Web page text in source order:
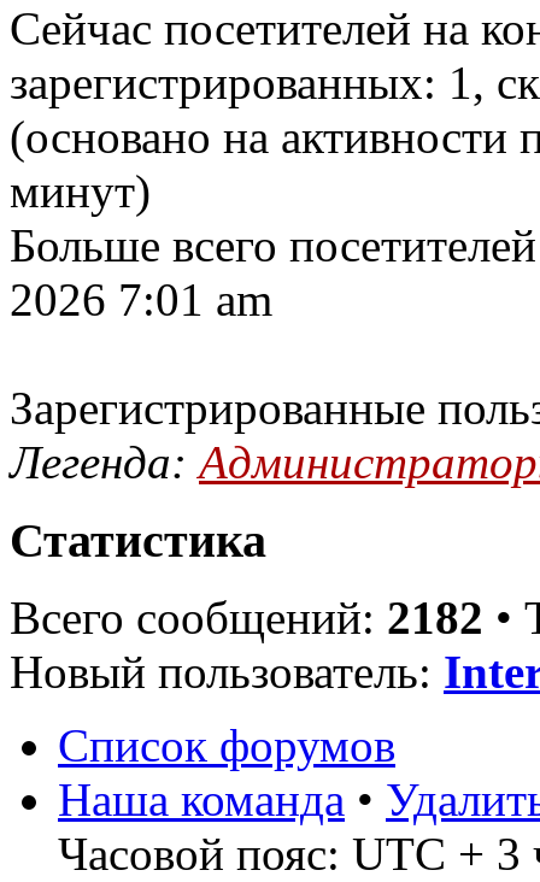
Сейчас посетителей на
зарегистрированных: 1,
(основано на активности
минут)
Больше всего
2026 7:01 am
Зарегистрированные
Легенда:
Статистика
Всего сообщений: 2182 •
Новый пользователь:
Список форумов
Наша команда •
Часовой пояс: UTC + 3